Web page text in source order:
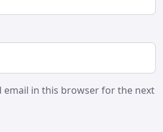
email in this browser for the next